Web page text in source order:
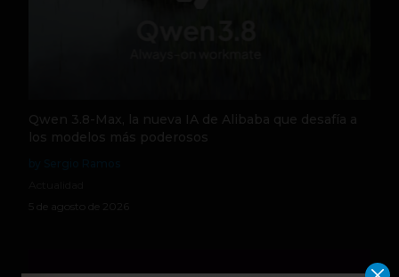
Qwen 3.8-Max, la nueva IA de Alibaba que desafía a
los modelos más poderosos
5 de agosto de 2026